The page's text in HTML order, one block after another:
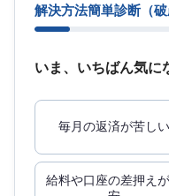
解決方法簡単診断（破
いま、いちばん気に
毎月の返済が苦しい
給料や口座の差押え